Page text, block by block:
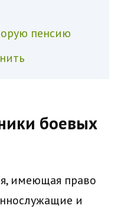
пенсию
боевых
имеющая право
и